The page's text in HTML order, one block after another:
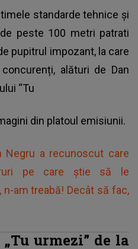
standarde tehnice și
peste 100 metri patrati
pupitrul impozant, la care
alături de Dan
“Tu
din platoul emisiunii.
Negru a recunoscut care
pe care știe să le
am treabă! Decât să fac,
urmezi” de la